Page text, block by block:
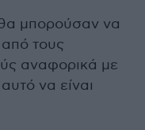
θα μπορούσαν να
τους
αναφορικά με
να είναι